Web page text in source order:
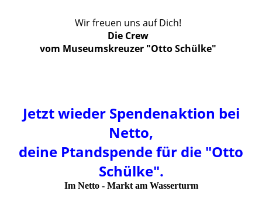
Wir freuen uns auf Dich!
Die Crew
vom Museumskreuzer "Otto Schülke"
Jetzt wieder Spendenaktion bei
Netto,
deine Ptandspende für die "Otto
Schülke".
Im Netto - Markt am Wasserturm